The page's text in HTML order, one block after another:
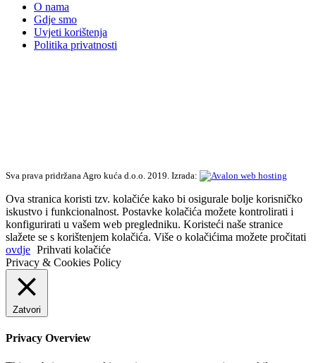
O nama
Gdje smo
Uvjeti korištenja
Politika privatnosti
Sva prava pridržana Agro kuća d.o.o. 2019. Izrada:
Ova stranica koristi tzv. kolačiće kako bi osigurale bolje korisničko
iskustvo i funkcionalnost. Postavke kolačića možete kontrolirati i
konfigurirati u vašem web pregledniku. Koristeći naše stranice
slažete se s korištenjem kolačića. Više o kolačićima možete pročitati
ovdje Prihvati kolačiće
Privacy & Cookies Policy
Zatvori
Privacy Overview